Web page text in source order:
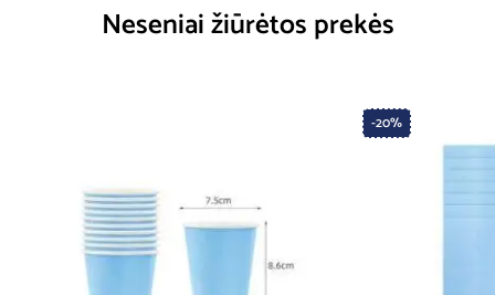
Neseniai žiūrėtos prekės
-20%